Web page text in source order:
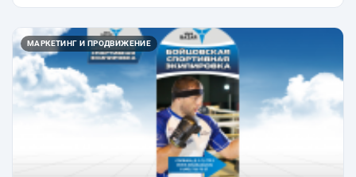
МАРКЕТИНГ И ПРОДВИЖЕНИЕ